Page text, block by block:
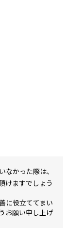
なかった際は、
けますでしょう
に役立ててまい
お願い申し上げ